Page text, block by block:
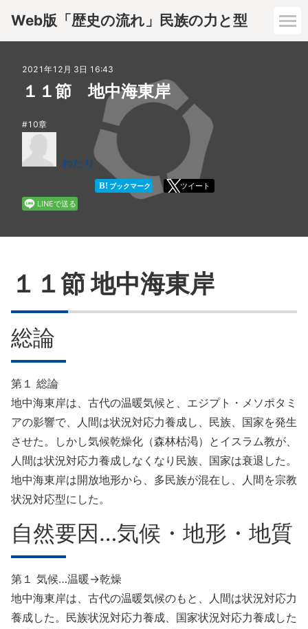
Web版「歴史の流れ」民族の力と型
2章
4章
7章
10章
11章
2021年12月 3日 16:43
１１節 地中海東岸
10章
わたり
B! ブックマーク
ツイート
LINEで送る
１１節 地中海東岸
総論
第１ 総論
地中海東岸は、古代の温暖気候と、エジプト・メソポタミ
アの影響で、人間は状況対応力養成し、民族、国家を発生
させた。しかし気候乾燥化（森林枯渇）とイスラム教が、
人間は状況対応力養成しなくなり民族、国家は衰退した。
地中海東岸は開放地形から、多民族が混在し、人間を宗教
状況対応型にした。
自然要因…気候・地形・地質
第１ 気候…温暖→乾燥
地中海東岸は、古代の温暖気候のもと、人間は状況対応力
養成した。民族状況対応力養成、国家状況対応力養成した